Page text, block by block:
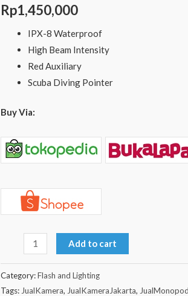
Rp1,450,000
IPX-8 Waterproof
High Beam Intensity
Red Auxiliary
Scuba Diving Pointer
Buy Via:
LED
Add to cart
Category:Flash and Lighting
Tags: JualKamera, JualKameraJakarta, JualMonopod